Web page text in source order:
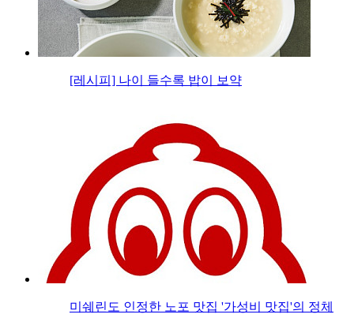
[레시피] 나이 들수록 밥이 보약
미쉐린도 인정한 노포 맛집 '가성비 맛집'의 정체